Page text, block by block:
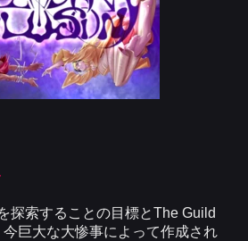
探索することの目標とThe Guild
巨大な大惨事によって作成され